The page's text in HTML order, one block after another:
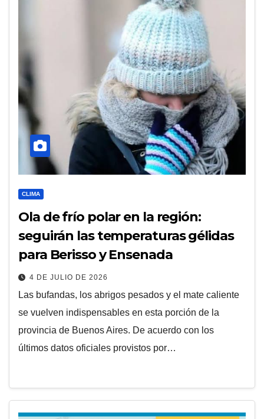
CLIMA
Ola de frío polar en la región:
seguirán las temperaturas gélidas
para Berisso y Ensenada
4 DE JULIO DE 2026
Las bufandas, los abrigos pesados y el mate caliente
se vuelven indispensables en esta porción de la
provincia de Buenos Aires. De acuerdo con los
últimos datos oficiales provistos por…